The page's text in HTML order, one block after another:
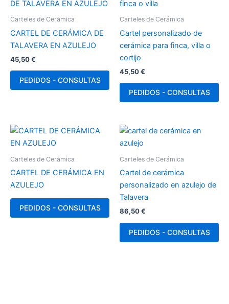
Carteles de Cerámica
CARTEL DE CERÁMICA DE
TALAVERA EN AZULEJO
45,50€
PEDIDOS - CONSULTAS
Carteles de Cerámica
Cartel personalizado de
cerámica para finca, villa o
cortijo
45,50€
PEDIDOS - CONSULTAS
Carteles de Cerámica
CARTEL DE CERÁMICA EN
AZULEJO
PEDIDOS - CONSULTAS
Carteles de Cerámica
Cartel de cerámica
personalizado en azulejo de
Talavera
86,50€
PEDIDOS - CONSULTAS